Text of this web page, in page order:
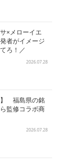
×メローイエ
者がイメージ
ろ！／
2026.07.28
】 福島県の銘
監修コラボ商
2026.07.28